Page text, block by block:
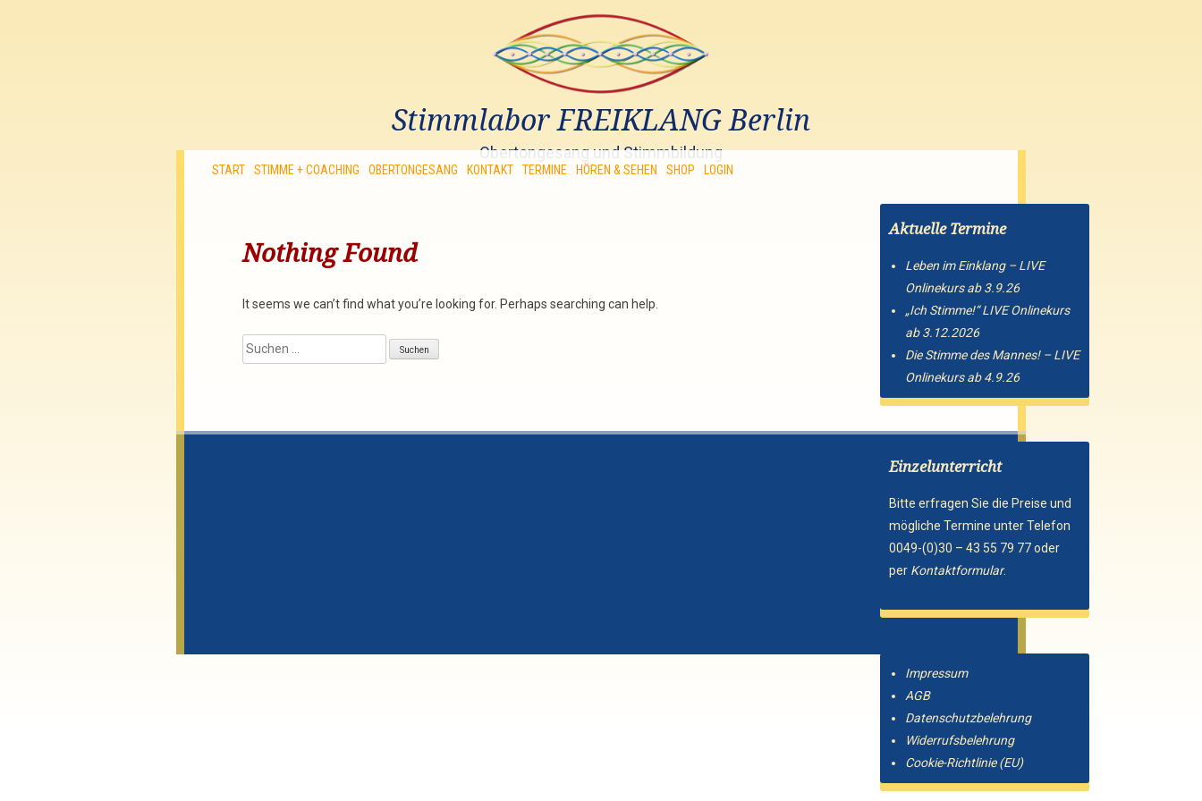
Stimmlabor FREIKLANG Berlin
Obertongesang und Stimmbildung
START STIMME + COACHING OBERTONGESANG KONTAKT TERMINE HÖREN & SEHEN SHOP LOGIN
Nothing Found
It seems we can’t find what you’re looking for. Perhaps searching can help.
Aktuelle Termine
Leben im Einklang – LIVE
Onlinekurs ab 3.9.26
„Ich Stimme!“ LIVE Onlinekurs
ab 3.12.2026
Die Stimme des Mannes! – LIVE
Onlinekurs ab 4.9.26
Einzelunterricht
Bitte erfragen Sie die Preise und
mögliche Termine unter Telefon
0049-(0)30 – 43 55 79 77 oder
per Kontaktformular.
Impressum
AGB
Datenschutzbelehrung
Widerrufsbelehrung
Cookie-Richtlinie (EU)